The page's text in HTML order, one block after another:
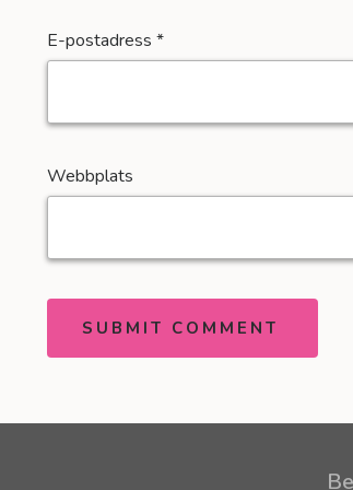
E-postadress *
Webbplats
SUBMIT COMMENT